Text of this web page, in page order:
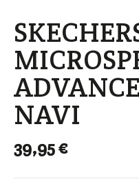
NAVI
39,95€